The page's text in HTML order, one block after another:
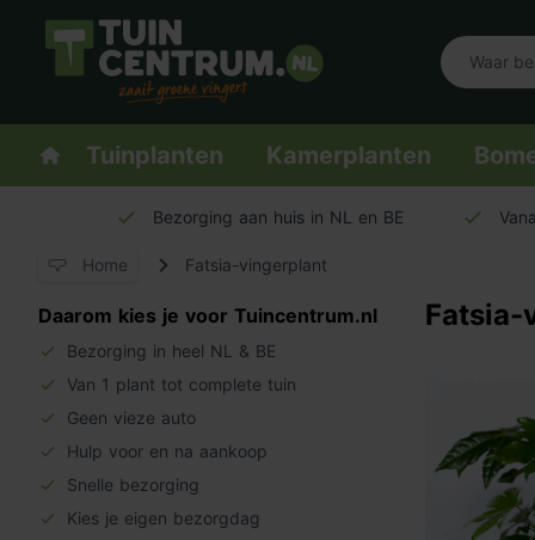
Logo Tuincentrum.nl
Homepage
Tuinplanten Kamerplanten
Bezorging aan huis in NL en BE
Home Fatsia-vingerplant
Daarom kies je voor Tuincentrum.nl
Bezorging in heel NL & BE
Van 1 plant tot complete tuin
Geen vieze auto
Hulp voor en na aankoop
Snelle bezorging
Kies je eigen bezorgdag
Fatsia-